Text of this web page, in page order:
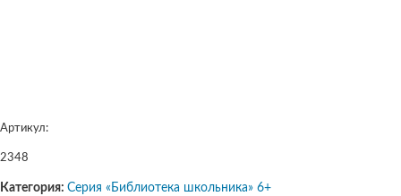
Артикул:
2348
Категория: Серия «Библиотека школьника» 6+